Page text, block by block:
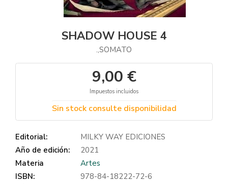
SHADOW HOUSE 4
.,SOMATO
9,00 €
Impuestos incluidos
Sin stock consulte disponibilidad
Editorial:
MILKY WAY EDICIONES
Año de edición:
2021
Materia
Artes
ISBN:
978-84-18222-72-6